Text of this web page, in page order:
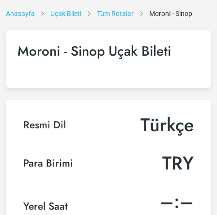
Anasayfa Uçak Bileti Tüm Rotalar Moroni - Sinop
Moroni - Sinop Uçak Bileti
Resmi Dil Türkçe
Para Birimi TRY
Yerel Saat –:–